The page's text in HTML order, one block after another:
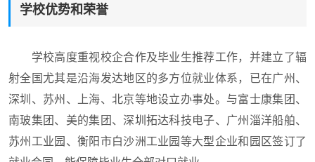
学校优势和荣誉
学校高度重视校企合作及毕业生推荐工作，并建立了辐
射全国尤其是沿海发达地区的多方位就业体系，已在广州、
深圳、苏州、上海、北京等地设立办事处。与富士康集团、
南玻集团、美的集团、深圳拓达科技电子、广州淄洋船舶、
苏州工业园、衡阳市白沙洲工业园等大型企业和园区签订了